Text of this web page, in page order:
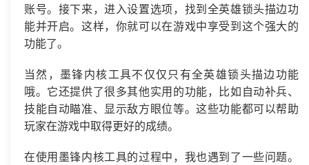
账号。接下来，进入设置选项，找到全英雄锁头描边功
能并开启。这样，你就可以在游戏中享受到这个强大的
功能了。
当然，墨锋内核工具不仅仅只有全英雄锁头描边功能
哦。它还提供了很多其他实用的功能，比如自动补兵、
技能自动瞄准、显示敌方眼位等。这些功能都可以帮助
玩家在游戏中取得更好的成绩。
在使用墨锋内核工具的过程中，我也遇到了一些问题。